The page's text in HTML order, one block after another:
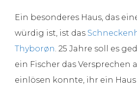
Ein besonderes Haus, das
würdig ist, ist das
Thyborøn . 25 Jahre soll es
ein Fischer das Versprechen
einlösen konnte, ihr ein Haus